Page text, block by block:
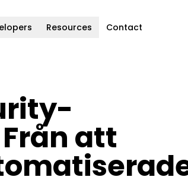
Resources Contact
att